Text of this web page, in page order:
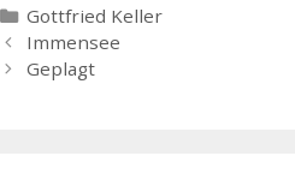
Kategorien
Gottfried Keller
Immensee
Geplagt